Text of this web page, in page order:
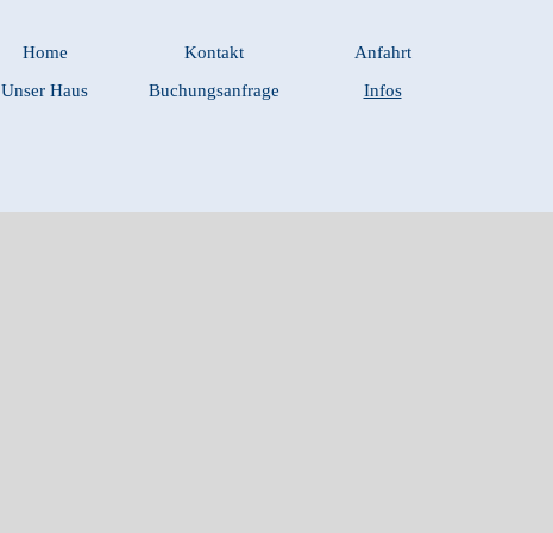
Home Kontakt
Anfahrt
Unser Haus
Buchungsanfrage Infos